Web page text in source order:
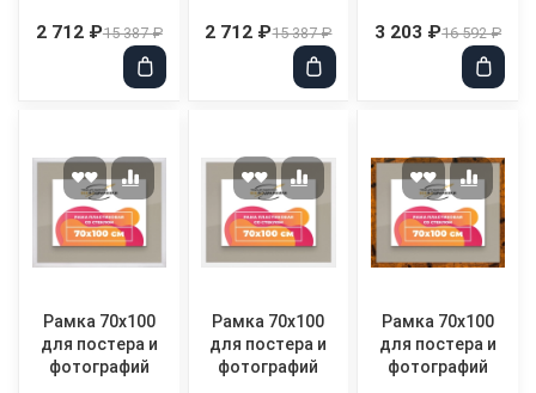
2 712 ₽15 387 ₽ 2 712 ₽15 387 ₽ 3 203 ₽16 592 ₽
Рамка 70x100
для постера и
фотографий
Рамка 70x100
для постера и
фотографий
Рамка 70x100
для постера и
фотографий